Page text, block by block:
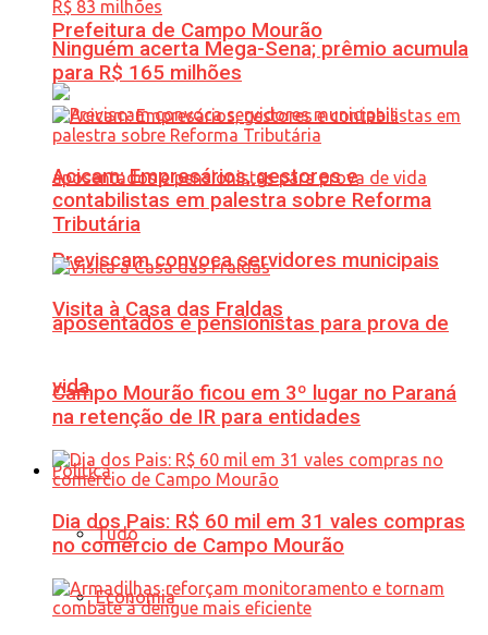
Prefeitura de Campo Mourão
Previscam convoca servidores municipais
aposentados e pensionistas para prova de
vida
Política
Tudo
Economia
Ninguém acerta Mega-Sena; prêmio acumula
para R$ 165 milhões
Acicam: Empresários, gestores e
contabilistas em palestra sobre Reforma
Tributária
Visita à Casa das Fraldas
Campo Mourão ficou em 3º lugar no Paraná
na retenção de IR para entidades
Dia dos Pais: R$ 60 mil em 31 vales compras
no comércio de Campo Mourão